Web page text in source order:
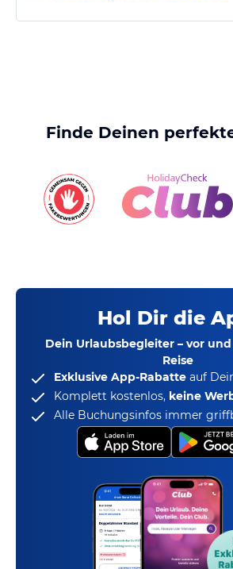
Finde Deinen
Hol Dir die
Dein Urlaubsbegleiter – vor
Reise
Exklusive App-Rabatte auf
Komplett kostenlos, keine
Alle Buchungsinfos immer